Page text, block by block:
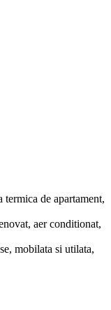
de apartament,
aer conditionat,
mobilata si utilata,